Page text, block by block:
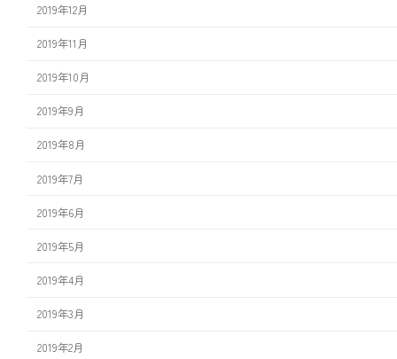
2019年12月
2019年11月
2019年10月
2019年9月
2019年8月
2019年7月
2019年6月
2019年5月
2019年4月
2019年3月
2019年2月